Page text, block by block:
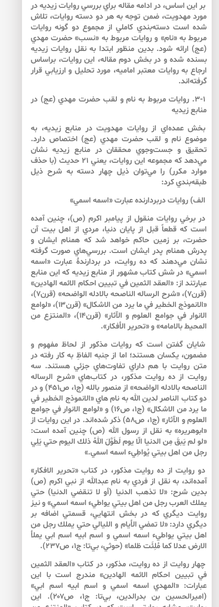
بر اين اساس، در ادامه مقاله براي بررسي روايات زيديه در
مورد مهدويت، ضمن توجه به هر دو دسته روايات، تلاش
شده است دسته‌بندي كاملي از مجموع دو گونه روايات
مربوط به «نام» و روايات مربوط به «نسب» حضرت مهدي
(عج) ارائه شود. بدين منظور ابتدا به نقل روايات زيديه
بسنده شده و در بخش دوم مقاله، اين روايات، براساس
ارجاع به روايات معتبر اماميه، مورد تحليل و ارزيابي قرار
گرفته‌اند.
۳-۱. روايات مربوط به نام و لقب حضرت مهدي (عج) در
منابع زيديه
بخش عمده‌اي از روايات مهدويت در منابع زيديه، به
موضوع نام و لقب حضرت مهدي (عج) اختصاص دارد.
تحقيق و جست‌وجوي محققان در منابع زيديه نشان
مي‌دهد كه مجموعه اين روايات، يعني ۲۱ حديث (با حذف
موارد مكرر) را مي‌توان ذيل چهار دسته به شرح ذيل
طبقه‌بندي كرد:
الف) روايات دربردارنده‌ عبارت «اسمه اسمي»
در برخي روايات منقول از پيامبر اكرم (ص)، چنين آمده
است كه قطعاً قبل از پايان دنيا، مردي از اهل بيت آن
حضرت، بر زمين حاكم خواهد شد كه همنام ايشان و
پدرش همنام پدر ايشان است. بررسي‌هاي صورت گرفته
نشان مي‌دهند كه ده روايت، در بردارندۀ عبارت «اسمه
اسمي» در شش كتاب مشهور از منابع زيديه كه اين منابع
عبارتند از: «العقد الثمين في تبيين احكام الائمه الهادين»
(قرن۷)، «شرح الرساله الناصحه بالادله الواضحه» (قرن۷)،
«الانموذج الخطير في ما يرد من الاشكال» (قرن۱۳)، «لوامع
الانوار في جوامع العلوم و الآثار» (قرن۱۴)، «المنتزع من
المحيط بالامامه» و «تحرير الأفكار».
شايان گفتن است كه روايات مذكور از لحاظ مفهوم و
مضمون، يكسان هستند؛ اما از جنبه الفاظِ به كار رفته در
متن روايت با هم داراي تفاوت‌هاي جزئي هستند. سه
روايت از ده روايت مذكور، در كتاب‌هاي «شرح الرساله
الناصحه بالادله الواضحه» از منصور بالله (ج۱، ص۴۵۱) و در
دو كتاب الناصر لدين الله به نام هاي «الانموذج الخطير في
ما يرد من الاشكال» (ج۱، ص۱۶) و «لوامع الانوار في جوامع
العلوم و الآثار» (ج۱، ص۵۸) ذكر شده‌اند. در اين روايات از
«ابوهريره» به نقل از رسول الله (ص) چنين آمده است:
«لو لم يَبقَ مِن الدنيا الّا يوم لَطَوَّلَ اللهُ ذلك اليوم حتي يَلِي
رجل من اهل بيتي يُواطِيء اسمه اسمي.»
دو روايت از ده روايت مذكور، در كتاب «تحرير الافكار»
آمده‌اند، به نقل از فردي به نام عبدالله از نبي اكرم (ص)
بدين شرح: «لا تذهب الدنيا (أو لا تنقضي الدنيا) حتي
يملك العرب رجل من اهل بيتي يواطيء اسمه اسمي» و نيز
روايت ديگري كه در بخش انتهايي، قسمتي اضافه بر
ديگري دارد: «لا تمضي الأيام و الليالي حتي يملك رجل من
اهل بيتي يواطيء اسمه اسمي و اسم ابيه اسم ابي يملأ
الارض عدلا كما مُلِئَت ظلما» (حوثي، بي‌تا: ج۱، ص۲۳۷).
چهار روايت از ده روايت، مذكور، در كتاب «العقد الثمين
في تبيين احكام الائمه الهادين» مندرج است با اين
عبارات: «المهدي اسمه اسمي و اسم ابيه اسم ابي»
(اميرالحسين بن بدرالدين، بي‌تا: ج۱، ص۲۰۷). اين